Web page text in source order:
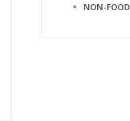
NON-FOOD